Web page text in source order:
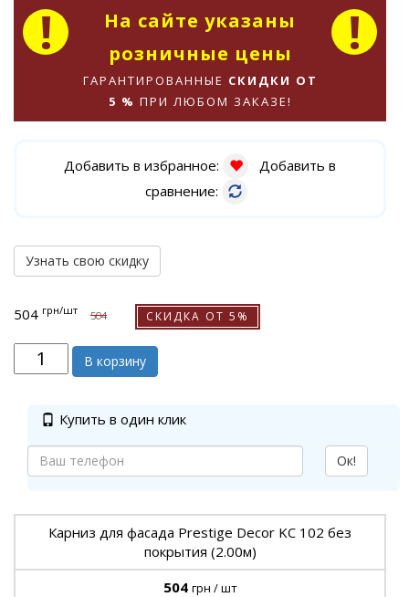
На сайте указаны
розничные цены
ГАРАНТИРОВАННЫЕ СКИДКИ ОТ
5 % ПРИ ЛЮБОМ ЗАКАЗЕ!
Добавить в избранное:
Добавить в
сравнение:
Узнать свою скидку
504 грн/шт 504 СКИДКА ОТ 5%
В корзину
Купить в один клик
Ок!
Карниз для фасада Prestige Decor KC 102 без
покрытия (2.00м)
504 грн / шт